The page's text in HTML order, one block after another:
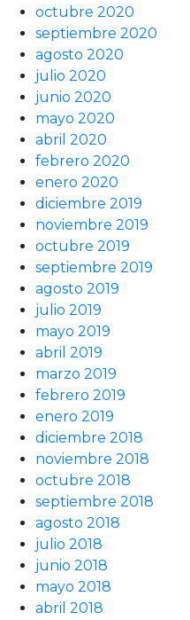
octubre 2020
septiembre 2020
agosto 2020
julio 2020
junio 2020
mayo 2020
abril 2020
febrero 2020
enero 2020
diciembre 2019
noviembre 2019
octubre 2019
septiembre 2019
agosto 2019
julio 2019
mayo 2019
abril 2019
marzo 2019
febrero 2019
enero 2019
diciembre 2018
noviembre 2018
octubre 2018
septiembre 2018
agosto 2018
julio 2018
junio 2018
mayo 2018
abril 2018